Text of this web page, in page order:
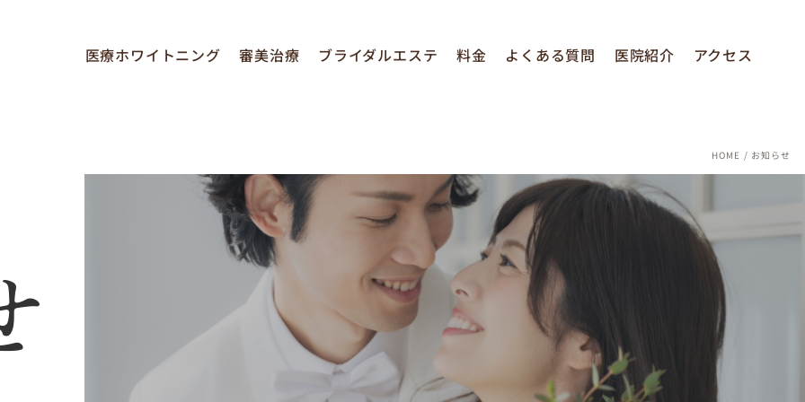
医療ホワイトニング 審美治療 ブライダルエステ 料金 よくある質問 医院紹介 アクセス
HOME お知らせ